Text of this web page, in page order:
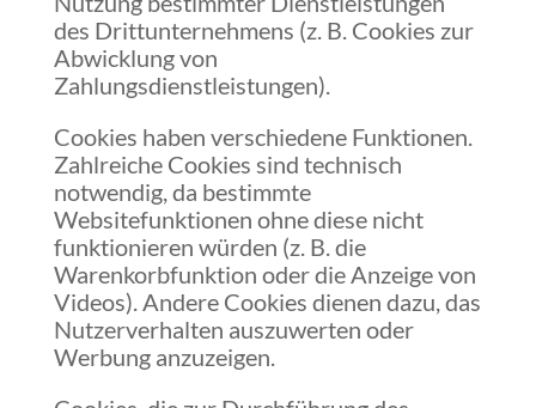
des Drittunternehmens (z. B. Cookies zur
Abwicklung von
Zahlungsdienstleistungen).
Cookies haben verschiedene Funktionen.
Zahlreiche Cookies sind technisch
notwendig, da bestimmte
Websitefunktionen ohne diese nicht
funktionieren würden (z. B. die
Warenkorbfunktion oder die Anzeige von
Videos). Andere Cookies dienen dazu, das
Nutzerverhalten auszuwerten oder
Werbung anzuzeigen.